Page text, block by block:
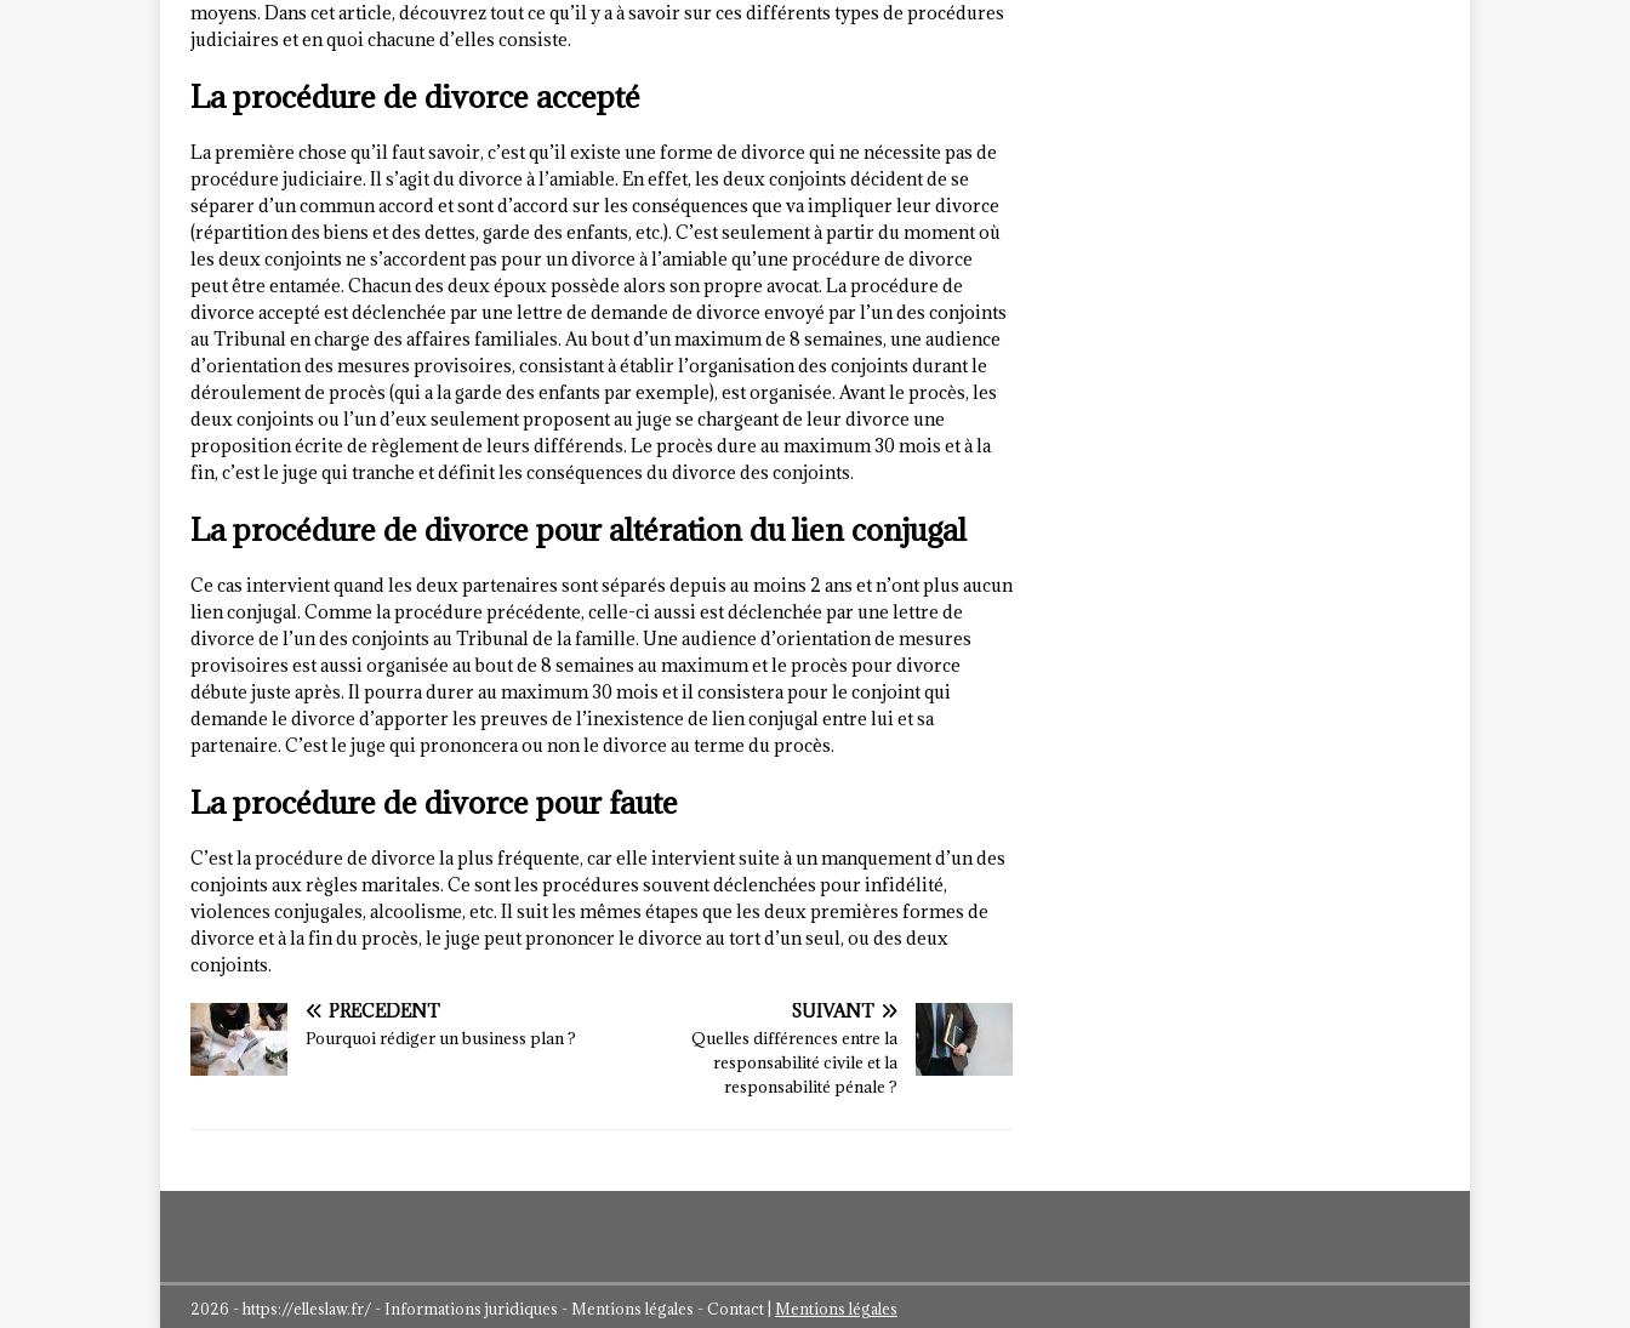
moyens. Dans cet article, découvrez tout ce qu’il y a à savoir sur ces différents types de procédures
judiciaires et en quoi chacune d’elles consiste.
La procédure de divorce accepté
La première chose qu’il faut savoir, c’est qu’il existe une forme de divorce qui ne nécessite pas de
procédure judiciaire. Il s’agit du divorce à l’amiable. En effet, les deux conjoints décident de se
séparer d’un commun accord et sont d’accord sur les conséquences que va impliquer leur divorce
(répartition des biens et des dettes, garde des enfants, etc.). C’est seulement à partir du moment où
les deux conjoints ne s’accordent pas pour un divorce à l’amiable qu’une procédure de divorce
peut être entamée. Chacun des deux époux possède alors son propre avocat. La procédure de
divorce accepté est déclenchée par une lettre de demande de divorce envoyé par l’un des conjoints
au Tribunal en charge des affaires familiales. Au bout d’un maximum de 8 semaines, une audience
d’orientation des mesures provisoires, consistant à établir l’organisation des conjoints durant le
déroulement de procès (qui a la garde des enfants par exemple), est organisée. Avant le procès, les
deux conjoints ou l’un d’eux seulement proposent au juge se chargeant de leur divorce une
proposition écrite de règlement de leurs différends. Le procès dure au maximum 30 mois et à la
fin, c’est le juge qui tranche et définit les conséquences du divorce des conjoints.
La procédure de divorce pour altération du lien conjugal
Ce cas intervient quand les deux partenaires sont séparés depuis au moins 2 ans et n’ont plus aucun
lien conjugal. Comme la procédure précédente, celle-ci aussi est déclenchée par une lettre de
divorce de l’un des conjoints au Tribunal de la famille. Une audience d’orientation de mesures
provisoires est aussi organisée au bout de 8 semaines au maximum et le procès pour divorce
débute juste après. Il pourra durer au maximum 30 mois et il consistera pour le conjoint qui
demande le divorce d’apporter les preuves de l’inexistence de lien conjugal entre lui et sa
partenaire. C’est le juge qui prononcera ou non le divorce au terme du procès.
La procédure de divorce pour faute
C’est la procédure de divorce la plus fréquente, car elle intervient suite à un manquement d’un des
conjoints aux règles maritales. Ce sont les procédures souvent déclenchées pour infidélité,
violences conjugales, alcoolisme, etc. Il suit les mêmes étapes que les deux premières formes de
divorce et à la fin du procès, le juge peut prononcer le divorce au tort d’un seul, ou des deux
conjoints.
PRÉCÉDENT
Pourquoi rédiger un business plan ?
SUIVANT
Quelles différences entre la
responsabilité civile et la
responsabilité pénale ?
2026 - https://elleslaw.fr/ - Informations juridiques - Mentions légales - Contact Mentions légales